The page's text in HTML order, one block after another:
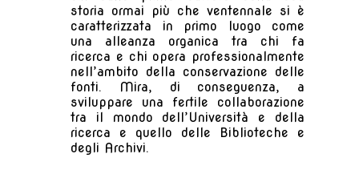
storia ormai più che ventennale si è
caratterizzata in primo luogo come
una alleanza organica tra chi fa
ricerca e chi opera professionalmente
nell’ambito della conservazione delle
fonti. Mira, di conseguenza, a
sviluppare una fertile collaborazione
tra il mondo dell’Università e della
ricerca e quello delle Biblioteche e
degli Archivi.